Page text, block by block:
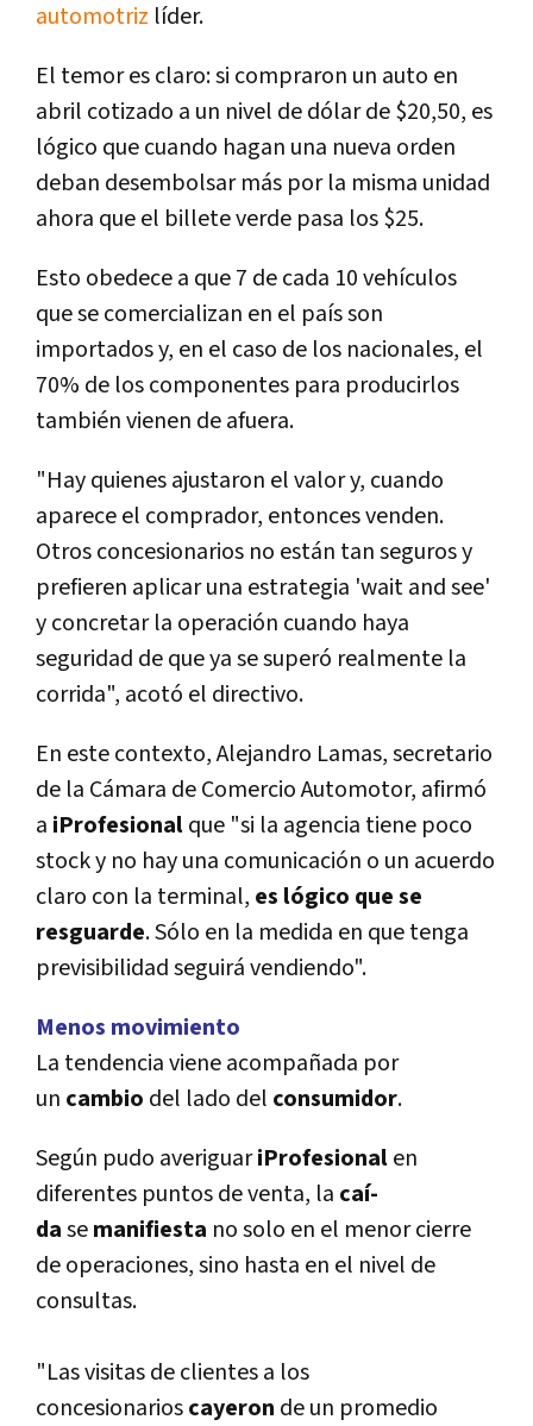
automotriz lí­der.
El temor es claro: si compraron un auto en
abril cotizado a un nivel de dólar de $20,50, es
lógico que cuando hagan una nueva orden
deban desembolsar más por la misma unidad
ahora que el billete verde pasa los $25.
Esto obedece a que 7 de cada 10 vehí­culos
que se comercializan en el paí­s son
importados y, en el caso de los nacionales, el
70% de los componentes para producirlos
también vienen de afuera.
"Hay quienes ajustaron el valor y, cuando
aparece el comprador, entonces venden.
Otros concesionarios no están tan seguros y
prefieren aplicar una estrategia 'wait and see'
y concretar la operación cuando haya
seguridad de que ya se superó realmente la
corrida", acotó el directivo.
En este contexto, Alejandro Lamas, secretario
de la Cámara de Comercio Automotor, afirmó
a iProfesionalque "si la agencia tiene poco
stock y no hay una comunicación o un acuerdo
claro con la terminal, es lógico que se
resguarde. Sólo en la medida en que tenga
previsibilidad seguirá vendiendo".
Menos movimiento
La tendencia viene acompañada por
un cambio del lado del consumidor.
Según pudo averiguariProfesionalen
diferentes puntos de venta, la caí­
dasemanifiesta no solo en el menor cierre
de operaciones, sino hasta en el nivel de
consultas.
"Las visitas de clientes a los
concesionarioscayeron de un promedio